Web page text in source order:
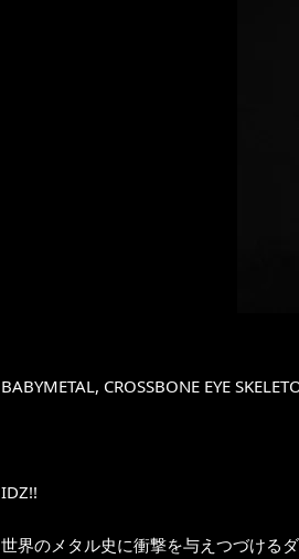
BABYMETAL, CROSSBONE EYE
IDZ!!
世界のメタル史に衝撃を与えつづける